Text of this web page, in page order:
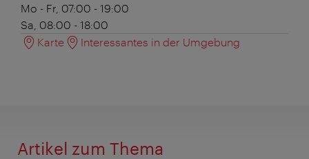
Mo - Fr, 07:00 - 19:00
Sa, 08:00 - 18:00
Karte
Interessantes in der Umgebung
Artikel zum Thema